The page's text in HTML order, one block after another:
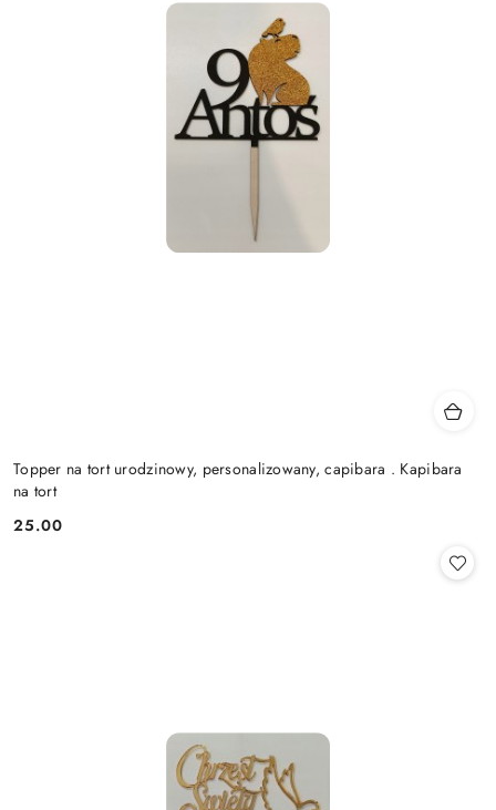
Topper na tort urodzinowy, personalizowany, capibara . Kapibara
na tort
Cena:
25.00